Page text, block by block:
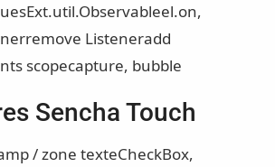
Ext.util.Observableel.on,
remove Listeneradd
scopecapture, bubble
Sencha Touch
/ zone texteCheckBox,